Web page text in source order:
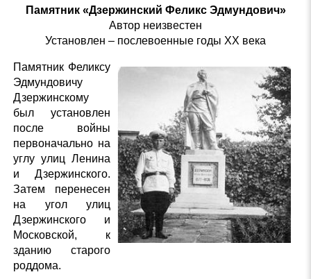
Памятник «Дзержинский Феликс Эдмундович»
Автор неизвестен
Установлен – послевоенные годы XX века
Памятник Феликсу
Эдмундовичу
Дзержинскому
был установлен
после войны
первоначально на
углу улиц Ленина
и Дзержинского.
Затем перенесен
на угол улиц
Дзержинского и
Московской, к
зданию старого
роддома.